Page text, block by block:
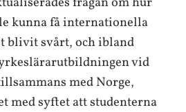
kunna få internationella
blivit svårt, och ibland
vid
med Norge,
med syftet att studenterna